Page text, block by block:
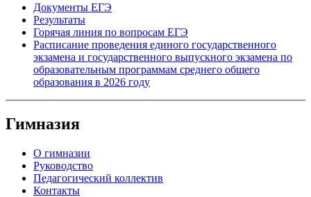
Документы ЕГЭ
Результаты
Горячая линия по вопросам ЕГЭ
Расписание проведения единого государственного
экзамена и государственного выпускного экзамена по
образовательным программам среднего общего
образования в 2026 году
Гимназия
О гимназии
Руководство
Педагогический коллектив
Контакты